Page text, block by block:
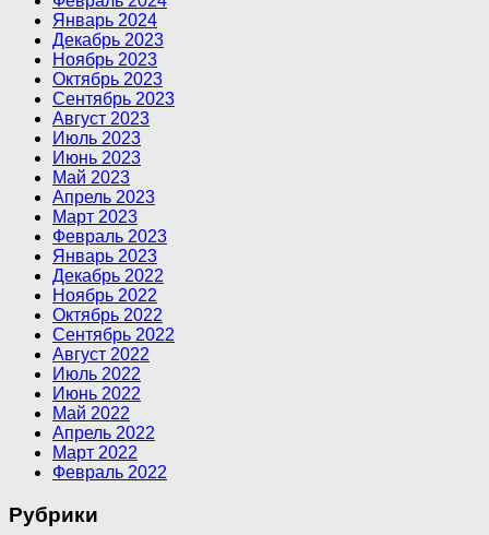
Январь 2024
Декабрь 2023
Ноябрь 2023
Октябрь 2023
Сентябрь 2023
Август 2023
Июль 2023
Июнь 2023
Май 2023
Апрель 2023
Март 2023
Февраль 2023
Январь 2023
Декабрь 2022
Ноябрь 2022
Октябрь 2022
Сентябрь 2022
Август 2022
Июль 2022
Июнь 2022
Май 2022
Апрель 2022
Март 2022
Февраль 2022
Рубрики